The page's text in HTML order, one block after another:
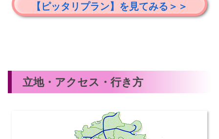
【ピッタリプラン】を見てみる＞＞
立地・アクセス・行き方